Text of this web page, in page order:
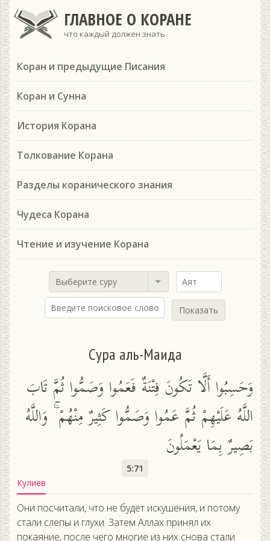
ГЛАВНОЕ О КОРАНЕ
что каждый должен знать
Коран и предыдущие Писания
Коран и Сунна
История Корана
Толкование Корана
Разделы коранического знания
Чудеса Корана
Чтение и изучение Корана
Выберите суру
Показать
Сура аль-Маида
وَحَسِبُوا أَلَّا تَكُونَ فِتْنَةٌ فَعَمُوا وَصَمُّوا ثُمَّ تَابَ
اللَّهُ عَلَيْهِمْ ثُمَّ عَمُوا وَصَمُّوا كَثِيرٌ مِنْهُمْ ۚ وَاللَّهُ
بَصِيرٌ بِمَا يَعْمَلُونَ
5:71
Кулиев
Они посчитали, что не будет искушения, и потому
стали слепы и глухи. Затем Аллах принял их
покаяние, после чего многие из них снова стали